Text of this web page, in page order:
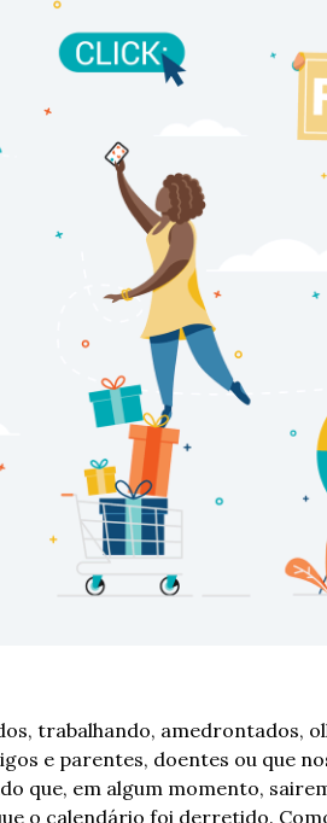
trabalhando, amedrontados,
e parentes, doentes ou que
que, em algum momento,
o calendário foi derretido.